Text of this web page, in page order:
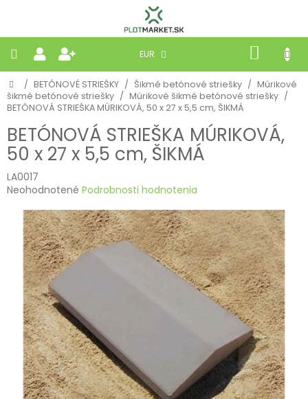
EUR
KOŠÍK
PLETIVÁ
BRÁNY
MOBILNÉ
PRÍRODNÉ
BETÓNOVÉ
STRIEŠKY
ČLÁNKY
Kalkulácia
zdarma
Kontakty
Domov
/ BETÓNOVÉ STRIEŠKY / Šikmé betónové striešky / Múrikové
šikmé betónové striešky / Múrikové šikmé betónové striešky /
BETÓNOVÁ STRIEŠKA MÚRIKOVÁ, 50 x 27 x 5,5 cm, ŠIKMÁ
BETÓNOVÁ STRIEŠKA MÚRIKOVÁ,
50 x 27 x 5,5 cm, ŠIKMÁ
LA0017
Priemerné
produktu
hviezdičiek.
Neohodnotené Podrobnosti hodnotenia